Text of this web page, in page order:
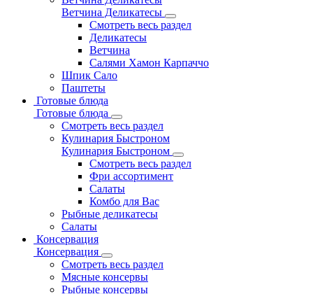
Ветчина Деликатесы
Смотреть весь раздел
Деликатесы
Ветчина
Салями Хамон Карпаччо
Шпик Сало
Паштеты
Готовые блюда
Готовые блюда
Смотреть весь раздел
Кулинария Быстроном
Кулинария Быстроном
Смотреть весь раздел
Фри ассортимент
Салаты
Комбо для Вас
Рыбные деликатесы
Салаты
Консервация
Консервация
Смотреть весь раздел
Мясные консервы
Рыбные консервы